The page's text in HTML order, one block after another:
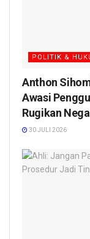
POLITIK &
Anthon
Awasi
Rugikan
30 JULI 2026